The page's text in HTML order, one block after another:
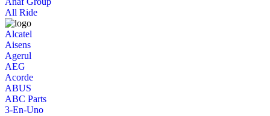
All Ride
Alcatel
Aisens
Agerul
AEG
Acorde
ABUS
ABC Parts
3-En-Uno